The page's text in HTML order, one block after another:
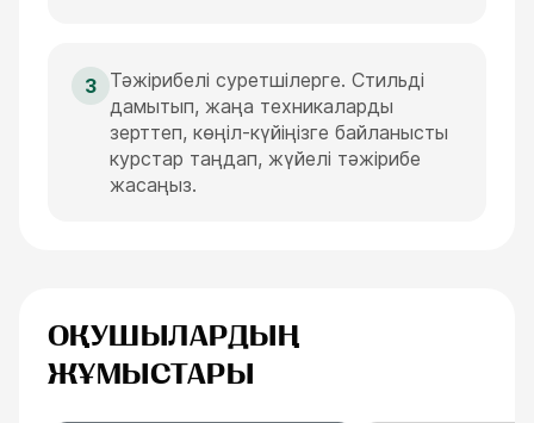
3 Тәжірибелі суретшілерге. Стильді
дамытып, жаңа техникаларды
зерттеп, көңіл-күйіңізге байланысты
курстар таңдап, жүйелі тәжірибе
жасаңыз.
ОҚУШЫЛАРДЫҢ
ЖҰМЫСТАРЫ